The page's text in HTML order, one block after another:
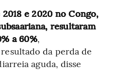
e 2020 no Congo,
resultaram
a 60%,
da perda de
aguda, disse